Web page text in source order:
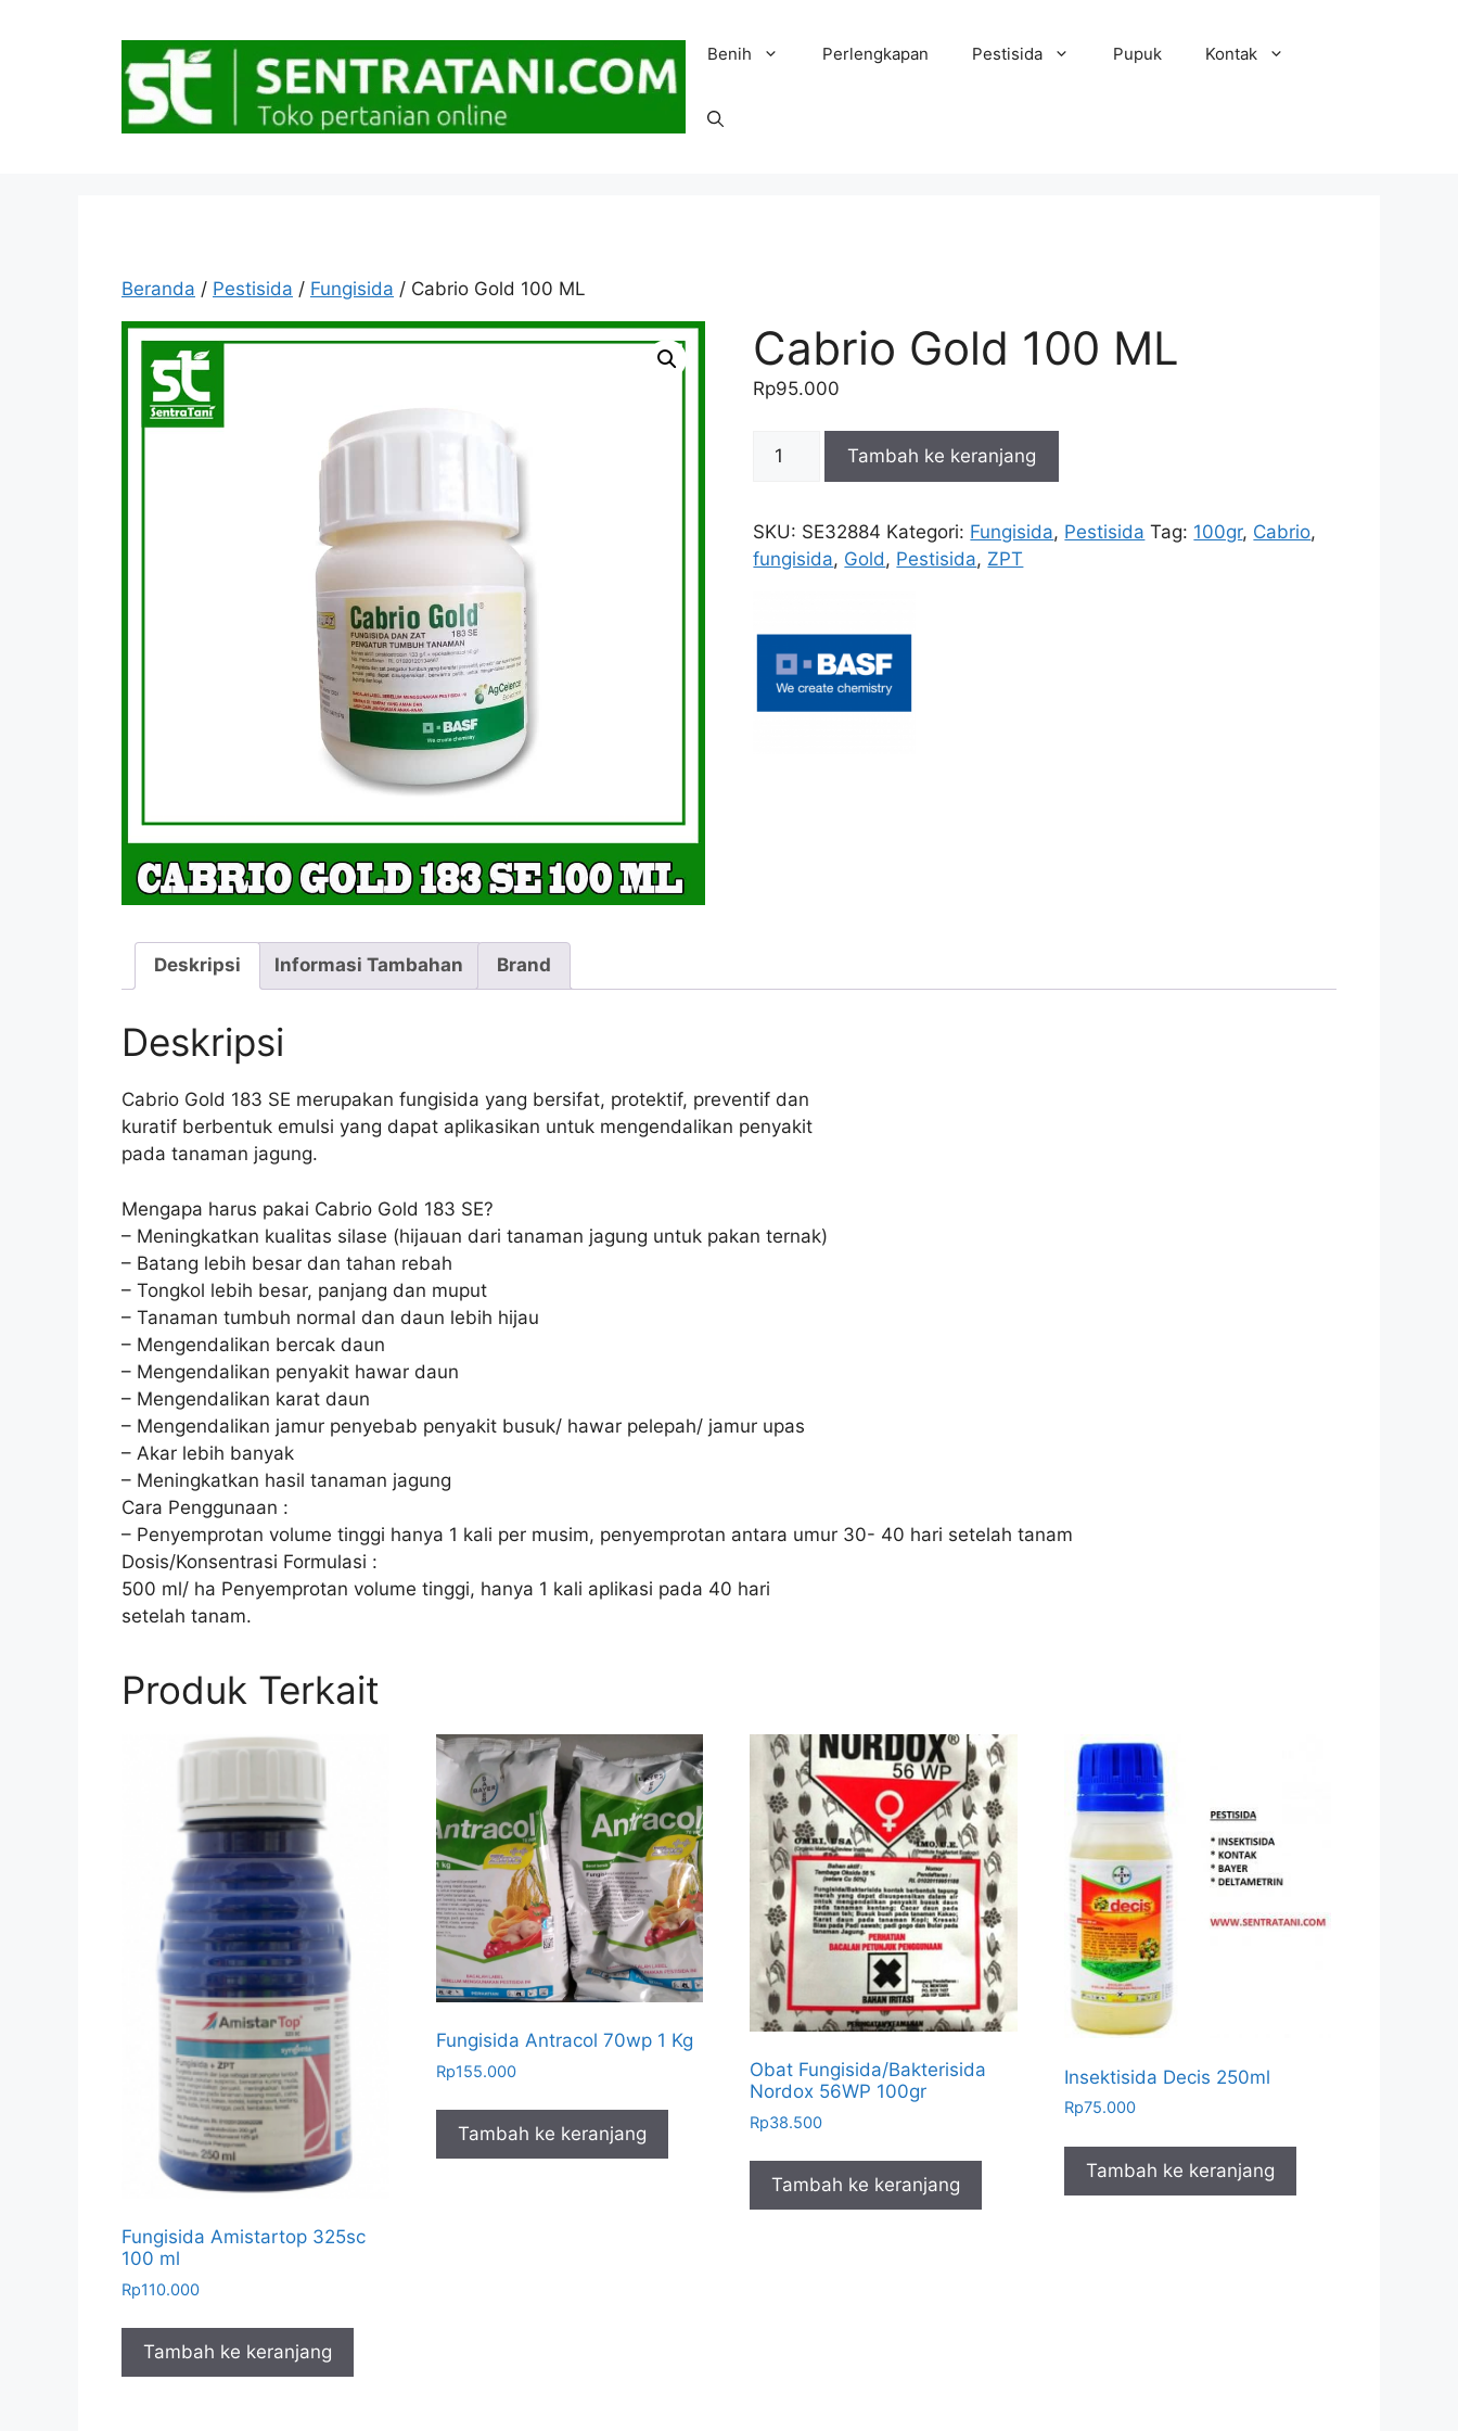
Benih Perlengkapan Pestisida Pupuk Kontak
Beranda / Pestisida / Fungisida / Cabrio Gold 100 ML
Cabrio Gold 100 ML
Rp95.000
Cabrio
100
ML
Tambah ke keranjang
SKU: SE32884 Kategori: Fungisida, Pestisida Tag: 100gr, Cabrio,
fungisida, Gold, Pestisida, ZPT
Deskripsi Informasi Tambahan Brand
Deskripsi
Cabrio Gold 183 SE merupakan fungisida yang bersifat, protektif, preventif dan
kuratif berbentuk emulsi yang dapat aplikasikan untuk mengendalikan penyakit
pada tanaman jagung.
Mengapa harus pakai Cabrio Gold 183 SE?
– Meningkatkan kualitas silase (hijauan dari tanaman jagung untuk pakan ternak)
– Batang lebih besar dan tahan rebah
– Tongkol lebih besar, panjang dan muput
– Tanaman tumbuh normal dan daun lebih hijau
– Mengendalikan bercak daun
– Mengendalikan penyakit hawar daun
– Mengendalikan karat daun
– Mengendalikan jamur penyebab penyakit busuk/ hawar pelepah/ jamur upas
– Akar lebih banyak
– Meningkatkan hasil tanaman jagung
Cara Penggunaan :
– Penyemprotan volume tinggi hanya 1 kali per musim, penyemprotan antara umur 30- 40 hari setelah tanam
Dosis/Konsentrasi Formulasi :
500 ml/ ha Penyemprotan volume tinggi, hanya 1 kali aplikasi pada 40 hari
setelah tanam.
Produk Terkait
Fungisida Amistartop 325sc
100 ml
Rp110.000
Tambah ke keranjang
Fungisida Antracol 70wp 1 Kg
Rp155.000
Tambah ke keranjang
Obat Fungisida/Bakterisida
Nordox 56WP 100gr
Rp38.500
Tambah ke keranjang
Insektisida Decis 250ml
Rp75.000
Tambah ke keranjang